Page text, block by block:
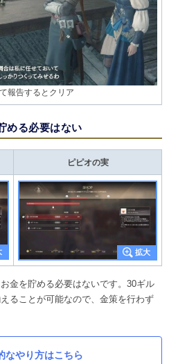
報告するとクリア
める必要はない
ピピオの実
金を貯める必要はないです。30ギル
ることが可能なので、金策を行わず
なやり方はこちら